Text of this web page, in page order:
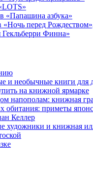
«Папашина азбука»
перед
Финна»
и необычные книги для
на книжной ярмарке
напополам: книжная
обитания: приметы
Келлер
художники и книжная